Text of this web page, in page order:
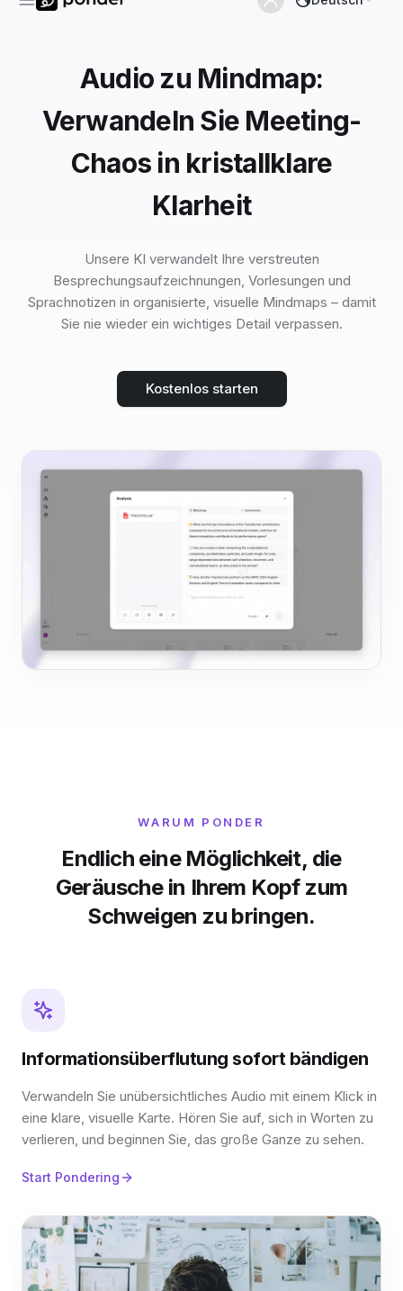
Audio zu Mindmap:
Verwandeln Sie Meeting-
Chaos in kristallklare
Klarheit
Unsere KI verwandelt Ihre verstreuten
Besprechungsaufzeichnungen, Vorlesungen und
Sprachnotizen in organisierte, visuelle Mindmaps – damit
Sie nie wieder ein wichtiges Detail verpassen.
Kostenlos starten
WARUM PONDER
Endlich eine Möglichkeit, die
Geräusche in Ihrem Kopf zum
Schweigen zu bringen.
Informationsüberflutung sofort bändigen
Verwandeln Sie unübersichtliches Audio mit einem Klick in
eine klare, visuelle Karte. Hören Sie auf, sich in Worten zu
verlieren, und beginnen Sie, das große Ganze zu sehen.
Start Pondering